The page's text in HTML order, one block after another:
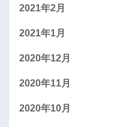
2021年2月
2021年1月
2020年12月
2020年11月
2020年10月